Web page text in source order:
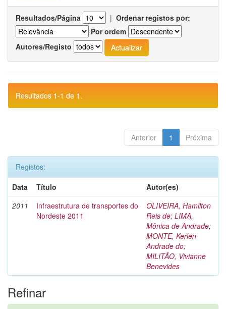
Resultados/Página | Ordenar registos por:
Por ordem
Autores/Registo
Resultados 1-1 de 1.
Anterior 1 Próxima
Registos:
Data
Título
Autor(es)
2011
Infraestrutura de transportes do
Nordeste 2011
OLIVEIRA, Hamilton
Reis de; LIMA,
Mônica de Andrade;
MONTE, Kerlen
Andrade do;
MILITÃO, Vivianne
Benevides
Refinar